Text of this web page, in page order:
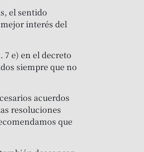
el sentido
interés del
e) en el decreto
siempre que no
acuerdos
resoluciones
que